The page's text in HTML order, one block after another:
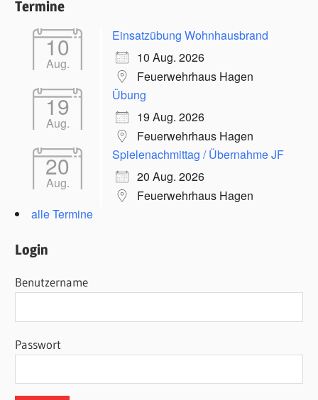
Termine
10
Aug.
Einsatzübung Wohnhausbrand
10 Aug. 2026
Feuerwehrhaus Hagen
19
Aug.
Übung
19 Aug. 2026
Feuerwehrhaus Hagen
20
Aug.
Spielenachmittag / Übernahme JF
20 Aug. 2026
Feuerwehrhaus Hagen
alle Termine
Login
Benutzername
Passwort